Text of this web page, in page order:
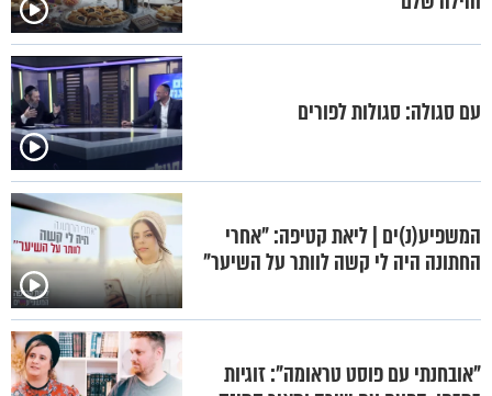
עם סגולה: סגולות לפורים
המשפיע(נ)ים | ליאת קטיפה: "אחרי
החתונה היה לי קשה לוותר על השיער"
"אובחנתי עם פוסט טראומה": זוגיות